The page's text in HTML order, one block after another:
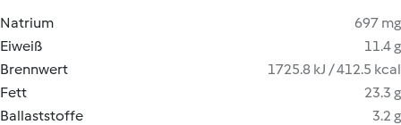
Natrium
697 mg
Eiweiß
11.4 g
Brennwert
1725.8 kJ / 412.5 kcal
Fett
23.3 g
Ballaststoffe
3.2 g